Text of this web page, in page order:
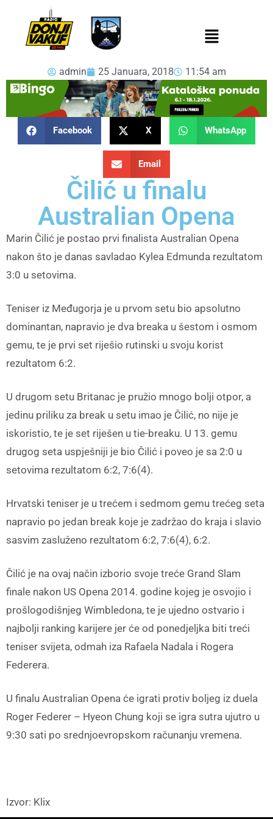
admin 25 Januara, 2018 11:54 am
Facebook X WhatsApp
Email
Čilić u finalu
Australian Opena
Marin Čilić je postao prvi finalista Australian Opena
nakon što je danas savladao Kylea Edmunda rezultatom
3:0 u setovima.
Teniser iz Međugorja je u prvom setu bio apsolutno
dominantan, napravio je dva breaka u šestom i osmom
gemu, te je prvi set riješio rutinski u svoju korist
rezultatom 6:2.
U drugom setu Britanac je pružio mnogo bolji otpor, a
jedinu priliku za break u setu imao je Čilić, no nije je
iskoristio, te je set riješen u tie-breaku. U 13. gemu
drugog seta uspješniji je bio Čilić i poveo je sa 2:0 u
setovima rezultatom 6:2, 7:6(4).
Hrvatski teniser je u trećem i sedmom gemu trećeg seta
napravio po jedan break koje je zadržao do kraja i slavio
sasvim zasluženo rezultatom 6:2, 7:6(4), 6:2.
Čilić je na ovaj način izborio svoje treće Grand Slam
finale nakon US Opena 2014. godine kojeg je osvojio i
prošlogodišnjeg Wimbledona, te je ujedno ostvario i
najbolji ranking karijere jer će od ponedjeljka biti treći
teniser svijeta, odmah iza Rafaela Nadala i Rogera
Federera.
U finalu Australian Opena će igrati protiv boljeg iz duela
Roger Federer – Hyeon Chung koji se igra sutra ujutro u
9:30 sati po srednjoevropskom računanju vremena.
Izvor: Klix